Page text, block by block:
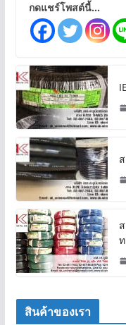
กดแชร์โพสต์นี้...
สินค้าของเรา